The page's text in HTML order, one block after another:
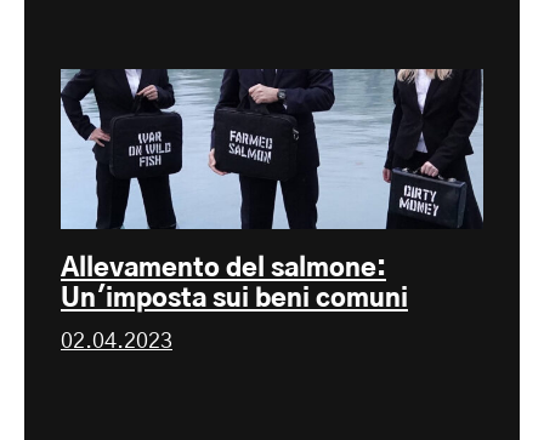
Allevamento del salmone:
Un'imposta sui beni comuni
02.04.2023